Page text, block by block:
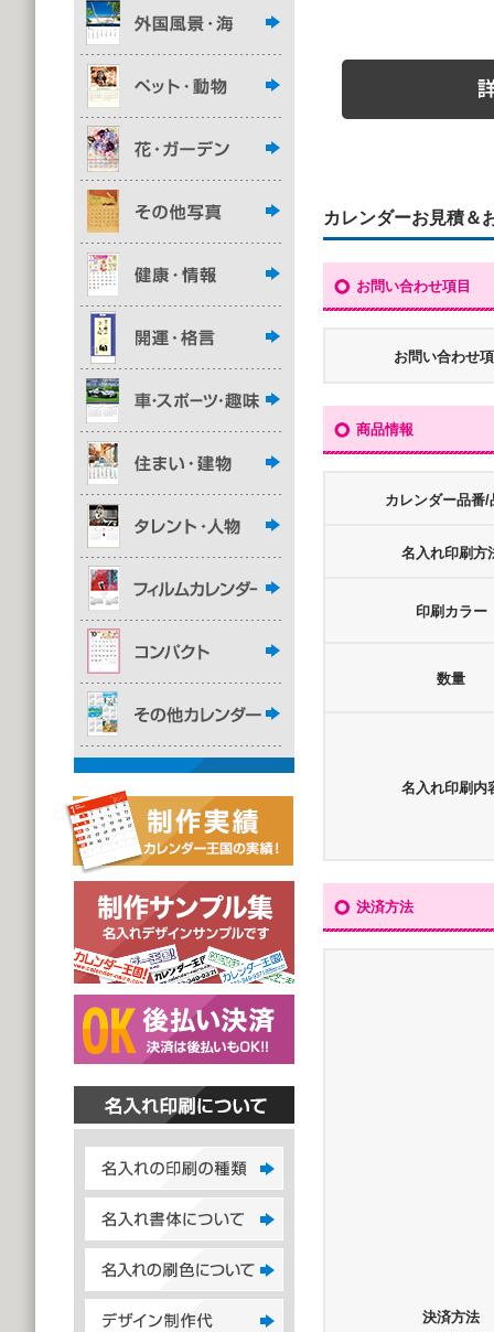
カレンダーお見積＆
お問い合わせ項目
お問い合わせ
商品情報
カレンダー品番/
名入れ印刷方
印刷カラー
数量
名入れ印刷内
決済方法
決済方法